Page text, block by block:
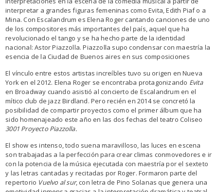
interpretar a grandes figuras femeninas como Evita, Edith Piaf o a
Mina. Con Escalandrum es Elena Roger cantando canciones de uno
de los compositores más importantes del país, aquel que ha
revolucionado el tango y se ha hecho parte de la identidad
nacional: Astor Piazzolla. Piazzolla supo condensar con maestría la
esencia de la Ciudad de Buenos aires en sus composiciones
El vínculo entre estos artistas increíbles tuvo su origen en Nueva
York en el 2012. Elena Roger se encontraba protagonizando Evita
en Broadway cuando asistió al concierto de Escalandrum en el
mítico club de jazz Birdland. Pero recién en 2014 se concretó la
posibilidad de compartir proyectos como el primer álbum que ha
sido homenajeado este año en las dos fechas del teatro Coliseo
3001 Proyecto Piazzolla.
El show es intenso, todo suena maravilloso, las luces en escena
son trabajadas a la perfección para crear climas conmovedores e ir
con la potencia de la música ejecutada con maestría por el sexteto
y las letras cantadas y recitadas por Roger. Formaron parte del
repertorio Vuelvo al sur, con letra de Pino Solanas que genera una